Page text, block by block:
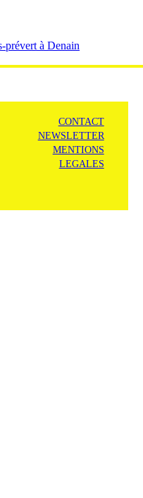
prévert à Denain
CONTACT
NEWSLETTER
MENTIONS
LEGALES